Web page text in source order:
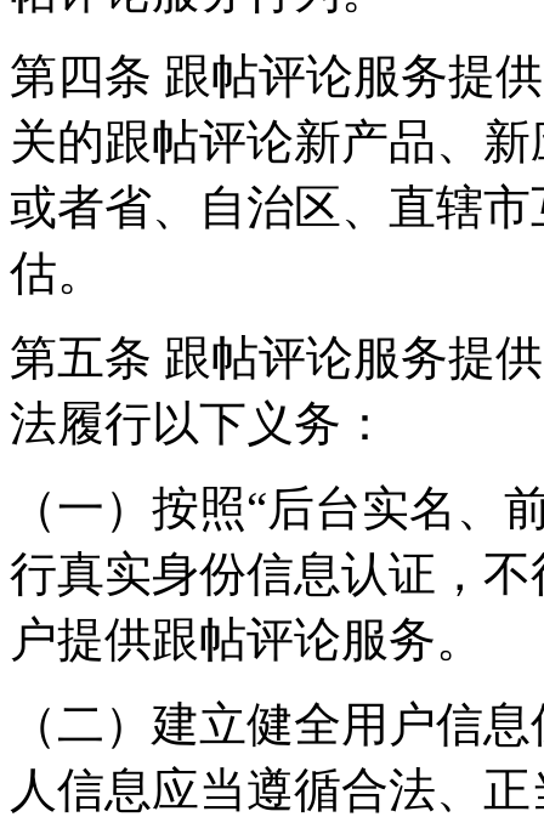
第四条 跟帖评论服务提
关的跟帖评论新产品、
或者省、自治区、直辖
估。
第五条 跟帖评论服务提
法履行以下义务：
（一）按照“后台实名、
行真实身份信息认证，
户提供跟帖评论服务。
（二）建立健全用户信
人信息应当遵循合法、